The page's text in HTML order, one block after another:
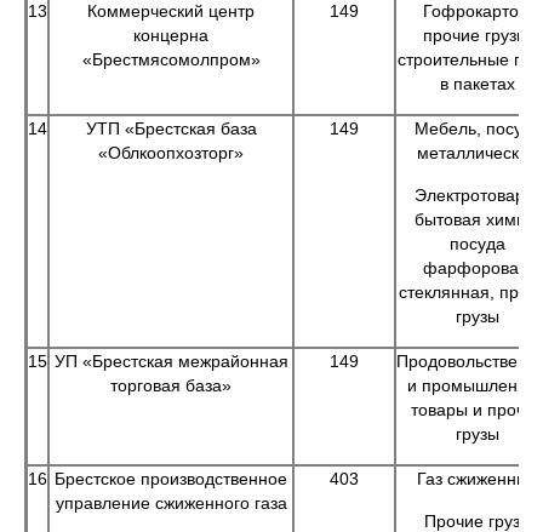
13
Коммерческий центр
концерна
«Брестмясомолпром»
149
Гофрокартон,
прочие грузы,
строительные
в пакетах
14
УТП «Брестская база
«Облкоопхозторг»
149
Мебель, посуда
металлическая
Электротовары,
бытовая химия,
посуда
фарфоровая,
стеклянная,
грузы
15 УП «Брестская межрайонная
торговая база»
149
и
товары и прочие
грузы
16 Брестское производственное
управление сжиженного газа
403 Газ сжиженный
Прочие грузы